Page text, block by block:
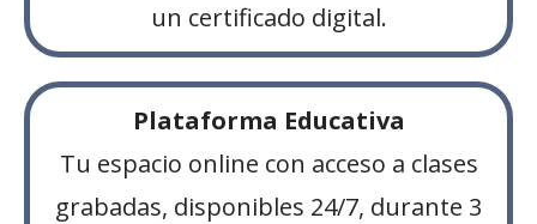
un certificado digital.
Plataforma Educativa
Tu espacio online con acceso a clases
grabadas, disponibles 24/7, durante 3